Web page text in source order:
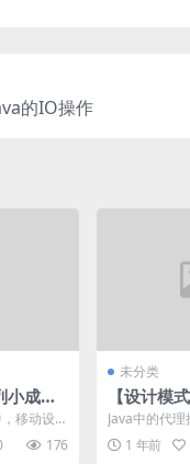
的IO操作
成篇-
自
手机浏
移动设备
的主要方
176
未分类
【设计模
票看代理
Java中的代
机不同又分
理。静态代理
1 年前